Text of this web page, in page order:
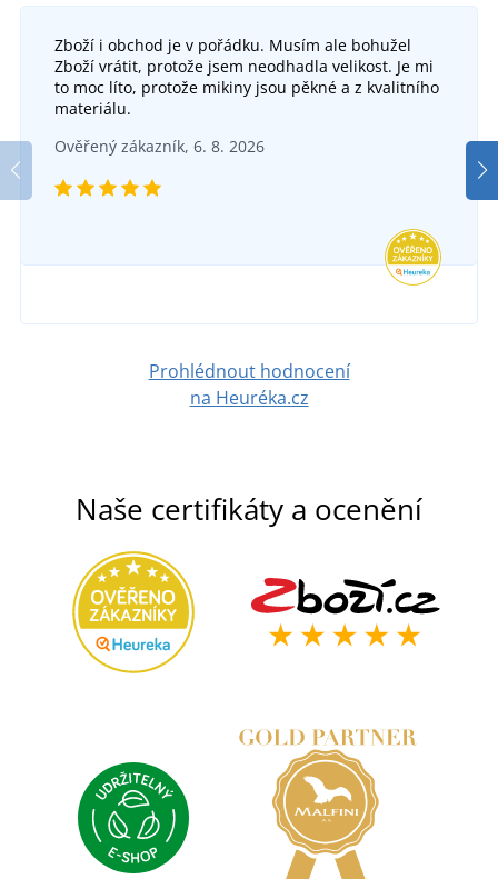
Pánská reflexní softshellová bunda CXS BENSON
DO 5 DNŮ
ve čtvrtek 13. 8.
Reflexní bunda 2v1 LUTON
938 Kč
Zboží i obchod je v pořádku. Musím ale bohužel
Zboží vrátit, protože jsem neodhadla velikost. Je mi
to moc líto, protože mikiny jsou pěkné a z kvalitního
materiálu.
Ověřený zákazník, 6. 8. 2026
Prohlédnout hodnocení
na Heuréka.cz
Naše certifikáty a ocenění